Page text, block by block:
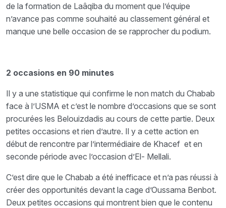
de la formation de Laâqiba du moment que l’équipe
n’avance pas comme souhaité au classement général et
manque une belle occasion de se rapprocher du podium.
2 occasions en 90 minutes
Il y a une statistique qui confirme le non match du Chabab
face à l’USMA et c’est le nombre d’occasions que se sont
procurées les Belouizdadis au cours de cette partie. Deux
petites occasions et rien d’autre. Il y a cette action en
début de rencontre par l’intermédiaire de Khacef et en
seconde période avec l’occasion d’El- Mellali.
C’est dire que le Chabab a été inefficace et n’a pas réussi à
créer des opportunités devant la cage d’Oussama Benbot.
Deux petites occasions qui montrent bien que le contenu